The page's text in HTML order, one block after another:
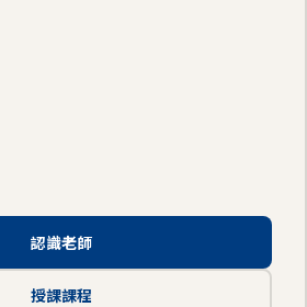
認識老師
授課課程